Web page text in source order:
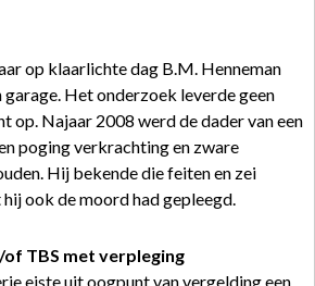
op klaarlichte dag B.M. Henneman
Het onderzoek leverde geen
op. Najaar 2008 werd de dader van een
poging verkrachting en zware
Hij bekende die feiten en zei
ook de moord had gepleegd.
TBS met verpleging
eiste uit oogpunt van vergelding een